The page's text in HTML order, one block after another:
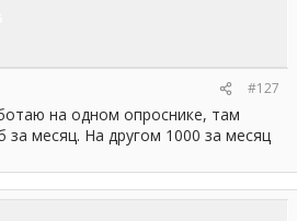
#127
на одном опроснике, там
за месяц. На другом 1000 за месяц